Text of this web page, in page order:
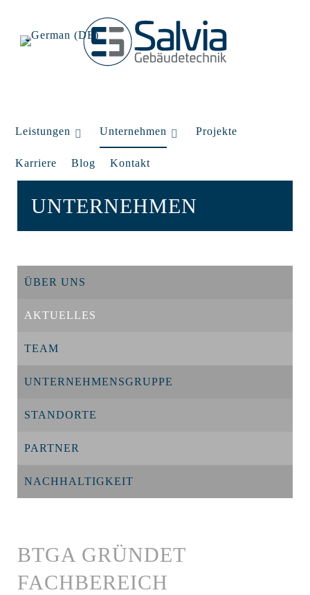
Leistungen Unternehmen Projekte
Karriere Blog Kontakt
UNTERNEHMEN
ÜBER UNS
AKTUELLES
TEAM
UNTERNEHMENSGRUPPE
STANDORTE
PARTNER
NACHHALTIGKEIT
BTGA GRÜNDET
FACHBEREICH